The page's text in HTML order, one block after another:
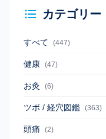
カテゴリー
すべて (447)
健康 (47)
お灸 (6)
ツボ / 経穴図鑑 (363)
頭痛 (2)